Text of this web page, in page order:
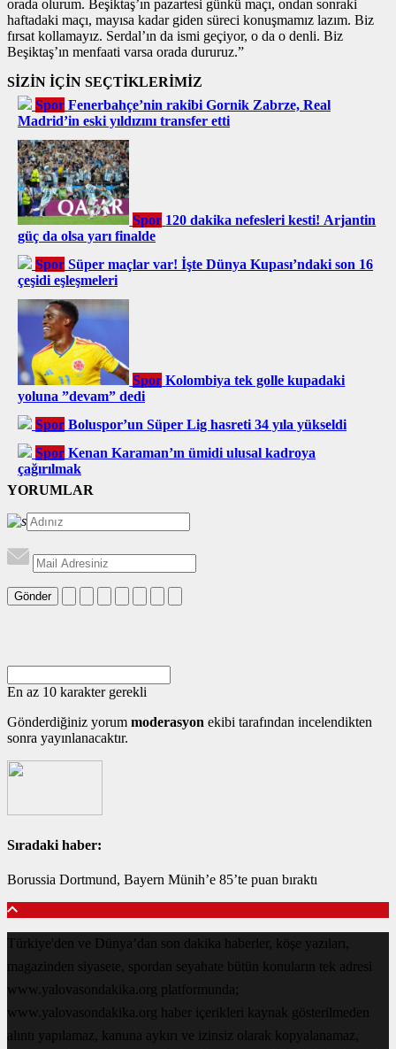
orada olurum. Beşiktaş’ın pazartesi günkü maçı, ondan sonraki
haftadaki maçı, mayısa kadar giden süreci konuşmamız lazım. Biz
fırsat kollamayız. Serdal’ın da ismi geçiyor, o da o denli. Biz
Beşiktaş’ın menfaati varsa orada dururuz.”
SİZİN İÇİN SEÇTİKLERİMİZ
Spor Fenerbahçe’nin rakibi Gornik Zabrze, Real
Madrid’in eski yıldızını transfer etti
Spor 120 dakika nefesleri kesti! Arjantin
güç da olsa yarı finalde
Spor Süper maçlar var! İşte Dünya Kupası’ndaki son 16
çeşidi eşleşmeleri
Spor Kolombiya tek golle kupadaki
yoluna ”devam” dedi
Spor Boluspor’un Süper Lig hasreti 34 yıla yükseldi
Spor Kenan Karaman’ın ümidi ulusal kadroya
çağırılmak
YORUMLAR
Gönder
En az 10 karakter gerekli
Gönderdiğiniz yorum moderasyon ekibi tarafından incelendikten
sonra yayınlanacaktır.
Sıradaki haber:
Borussia Dortmund, Bayern Münih’e 85’te puan bıraktı
Türkiye'den ve Dünya’dan son dakika haberler, köşe yazıları,
magazinden siyasete, spordan seyahate bütün konuların tek adresi
www.yalovasondakika.org platformunda;
www.yalovasondakika.org haber içerikleri kaynak gösterilmeden
alıntı yapılamaz, kanuna aykırı ve izinsiz olarak kopyalanamaz,